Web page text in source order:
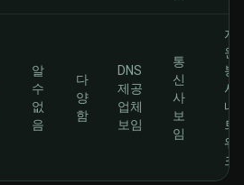
알
수
없
음
다
양
함
DNS
제공
업체
보임
통
신
사
보
임
자
원
봉
사
네
트
워
크